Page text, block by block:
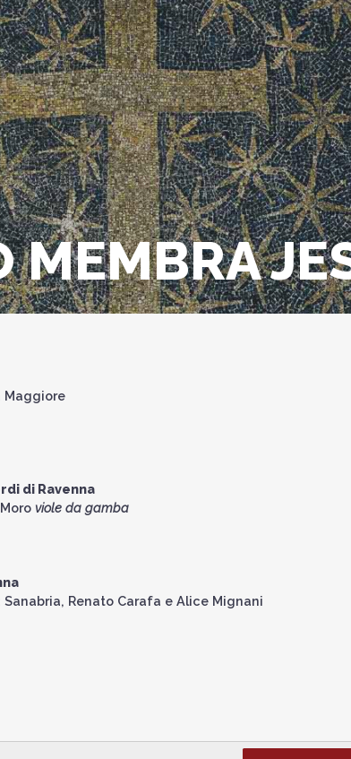
Maggiore
di Ravenna
viole da gamba
Sanabria, Renato Carafa e Alice Mignani